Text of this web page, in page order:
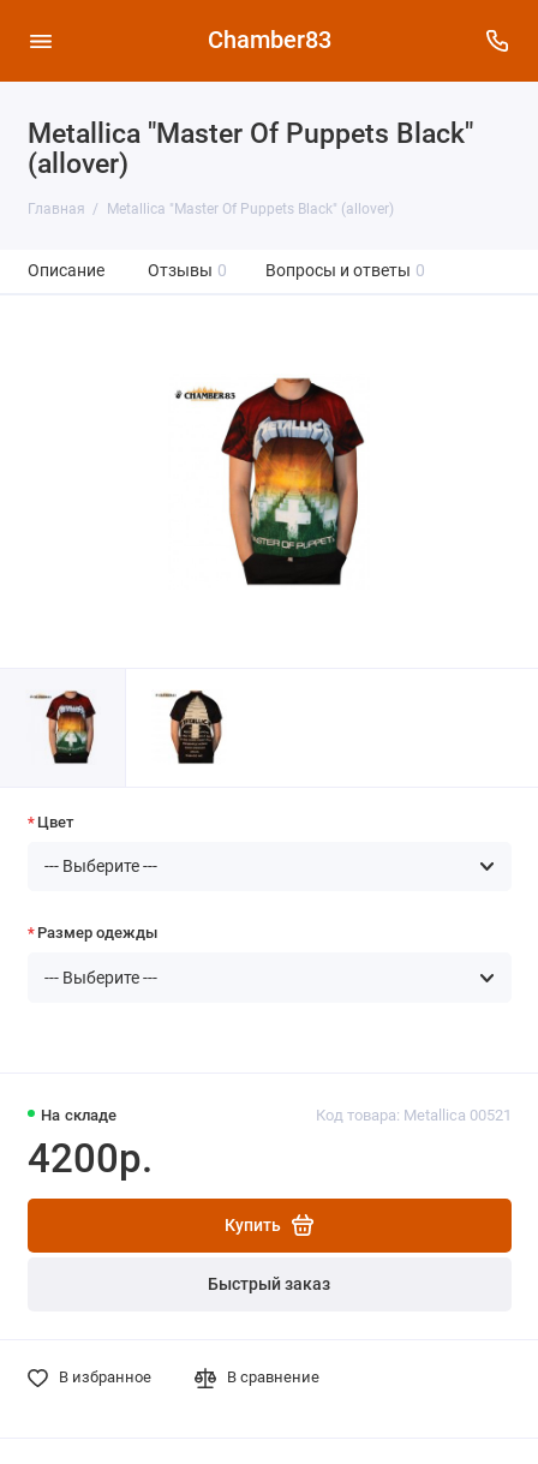
Chamber83
Metallica "Master Of Puppets Black"
(allover)
Главная Metallica "Master Of Puppets Black" (allover)
Описание Отзывы 0 Вопросы и ответы 0
На складе Код товара: Metallica 00521
4200р.
Купить
Быстрый заказ
В избранное В сравнение
Цвет
Размер одежды